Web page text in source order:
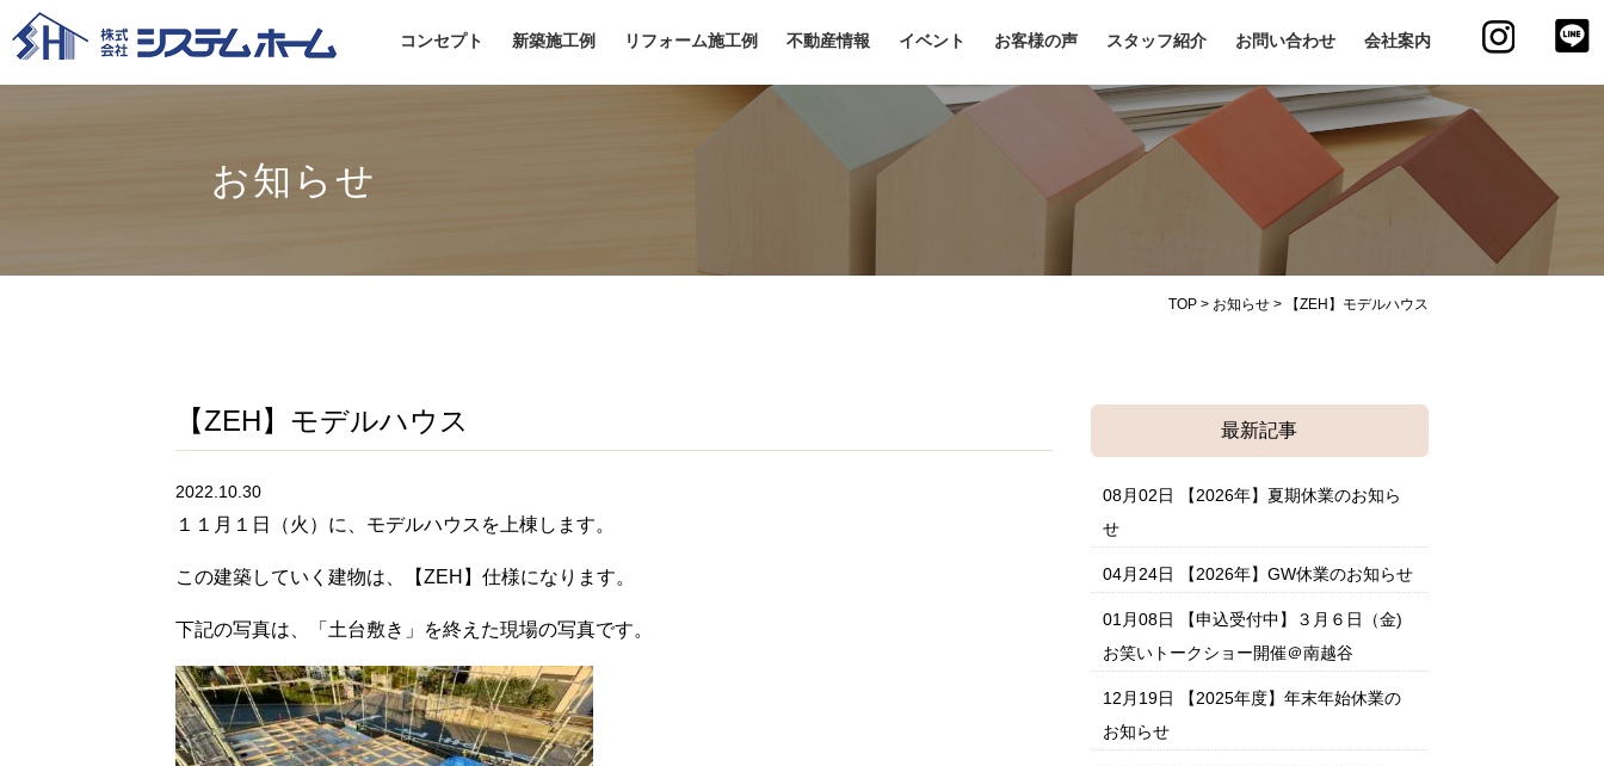
コンセプト 新築施工例 リフォーム施工例 不動産情報 イベント お客様の声 スタッフ紹介 お問い合わせ 会社案内
お知らせ
TOP > お知らせ > 【ZEH】モデルハウス
【ZEH】モデルハウス
2022.10.30
１１月１日（火）に、モデルハウスを上棟します。
この建築していく建物は、【ZEH】仕様になります。
下記の写真は、「土台敷き」を終えた現場の写真です。
最新記事
08月02日
【2026年】夏期休業のお知ら
せ
04月24日 【2026年】GW休業のお知らせ
01月08日
【申込受付中】３月６日（金)
お笑いトークショー開催＠南越谷
12月19日
【2025年度】年末年始休業の
お知らせ